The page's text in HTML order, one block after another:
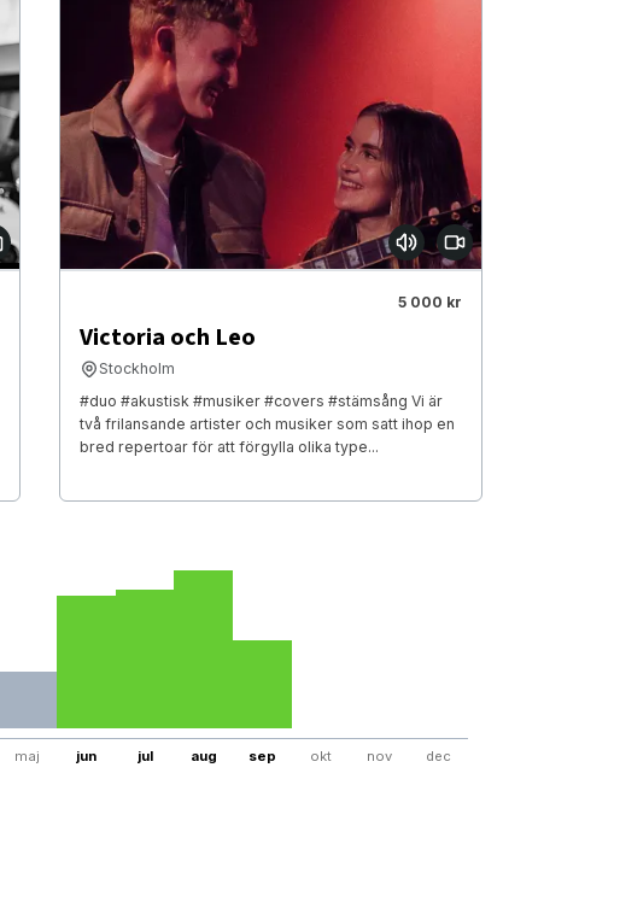
5 000 kr
Victoria och Leo
Stockholm
#duo #akustisk #musiker #covers #stämsång Vi är
två frilansande artister och musiker som satt ihop en
bred repertoar för att förgylla olika type...
maj jun jul aug sep okt nov dec